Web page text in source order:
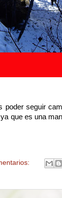
seguir
que es una